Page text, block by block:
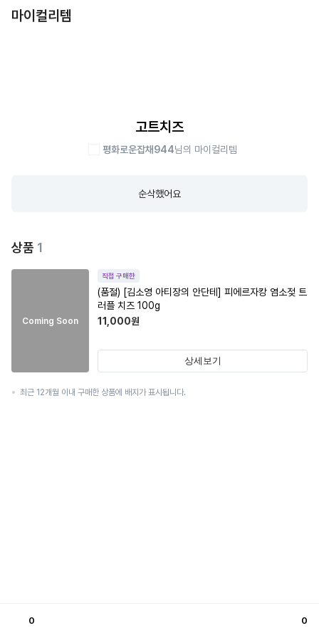
마이컬리템
고트치즈
평화로운잡채944님의 마이컬리템
순삭했어요
상품 1
Coming Soon
직접 구매한
(품절) [김소영 아티장의 안단테] 피에르자캉 염소젖 트
러플 치즈 100g
11,000원
상세보기
최근 12개월 이내 구매한 상품에 배지가 표시됩니다.
0 0